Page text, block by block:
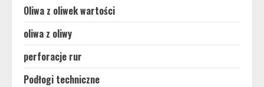
Oliwa z oliwek wartości
oliwa z oliwy
perforacje rur
Podłogi techniczne